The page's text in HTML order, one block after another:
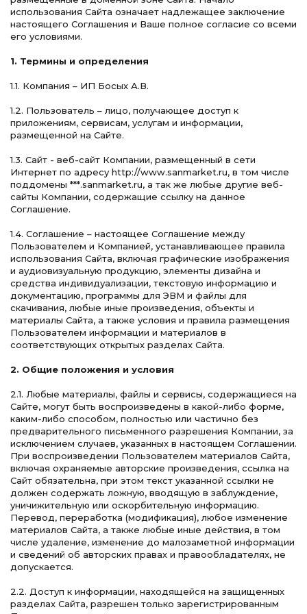
использования Сайта означает надлежащее заключение
настоящего Соглашения и Ваше полное согласие со всеми
его условиями.
1. Термины и определения
1.1. Компания – ИП Босых А.В.
1.2. Пользователь – лицо, получающее доступ к
приложениям, сервисам, услугам и информации,
размещенной на Сайте.
1.3. Сайт - веб-сайт Компании, размещенный в сети
Интернет по адресу http://www.sanmarket.ru, в том числе
поддомены ***.sanmarket.ru, а так же любые другие веб-
сайты Компании, содержащие ссылку на данное
Соглашение.
1.4. Соглашение – настоящее Соглашение между
Пользователем и Компанией, устанавливающее правила
использования Сайта, включая графические изображения
и аудиовизуальную продукцию, элементы дизайна и
средства индивидуализации, текстовую информацию и
документацию, программы для ЭВМ и файлы для
скачивания, любые иные произведения, объекты и
материалы Сайта, а также условия и правила размещения
Пользователем информации и материалов в
соответствующих открытых разделах Сайта.
2. Общие положения и условия
2.1. Любые материалы, файлы и сервисы, содержащиеся на
Сайте, могут быть воспроизведены в какой-либо форме,
каким-либо способом, полностью или частично без
предварительного письменного разрешения Компании, за
исключением случаев, указанных в настоящем Соглашении.
При воспроизведении Пользователем материалов Сайта,
включая охраняемые авторские произведения, ссылка на
Сайт обязательна, при этом текст указанной ссылки не
должен содержать ложную, вводящую в заблуждение,
уничижительную или оскорбительную информацию.
Перевод, переработка (модификация), любое изменение
материалов Сайта, а также любые иные действия, в том
числе удаление, изменение до малозаметной информации
и сведений об авторских правах и правообладателях, не
допускается.
2.2. Доступ к информации, находящейся на защищенных
разделах Сайта, разрешен только зарегистрированным